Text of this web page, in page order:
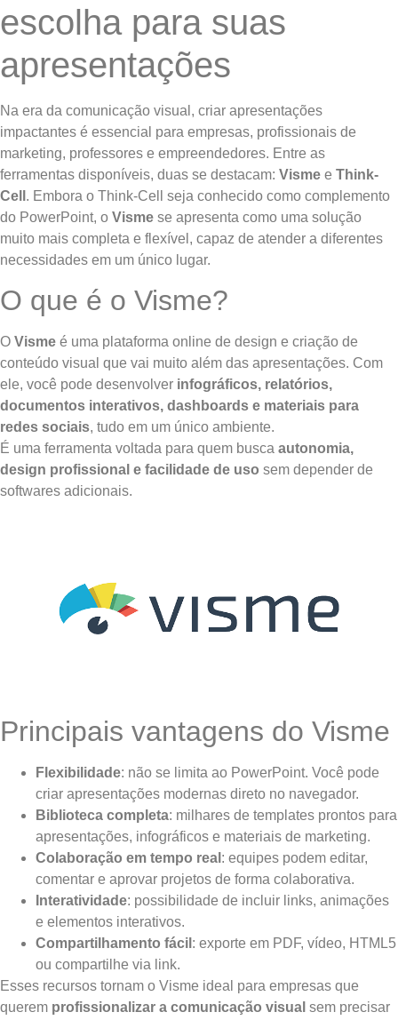
escolha para suas
apresentações
Na era da comunicação visual, criar apresentações
impactantes é essencial para empresas, profissionais de
marketing, professores e empreendedores. Entre as
ferramentas disponíveis, duas se destacam: Visme e Think-
Cell . Embora o Think-Cell seja conhecido como complemento
do PowerPoint, o Visme se apresenta como uma solução
muito mais completa e flexível, capaz de atender a diferentes
necessidades em um único lugar.
O que é o Visme?
O Visme é uma plataforma online de design e criação de
conteúdo visual que vai muito além das apresentações. Com
ele, você pode desenvolver infográficos, relatórios,
documentos interativos, dashboards e materiais para
redes sociais, tudo em um único ambiente.
É uma ferramenta voltada para quem busca autonomia,
design profissional e facilidade de uso sem depender de
softwares adicionais.
Principais vantagens do Visme
Flexibilidade: não se limita ao PowerPoint. Você pode
criar apresentações modernas direto no navegador.
Biblioteca completa: milhares de templates prontos para
apresentações, infográficos e materiais de marketing.
Colaboração em tempo real : equipes podem editar,
comentar e aprovar projetos de forma colaborativa.
Interatividade: possibilidade de incluir links, animações
e elementos interativos.
Compartilhamento fácil : exporte em PDF, vídeo, HTML5
ou compartilhe via link.
Esses recursos tornam o Visme ideal para empresas que
querem profissionalizar a comunicação visual sem precisar